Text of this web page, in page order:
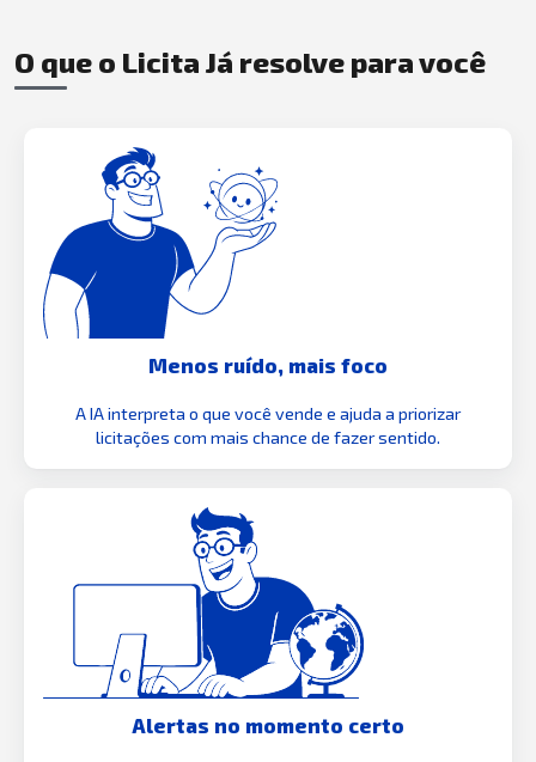
O que o Licita Já resolve para você
Menos ruído, mais foco
A IA interpreta o que você vende e ajuda a priorizar
licitações com mais chance de fazer sentido.
Alertas no momento certo